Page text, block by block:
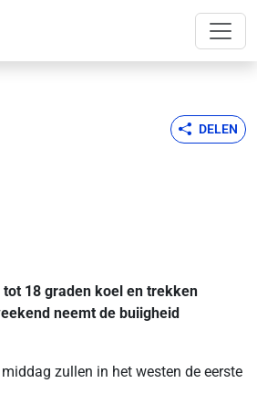
DELEN
18 graden koel en trekken
neemt de buiigheid
zullen in het westen de eerste